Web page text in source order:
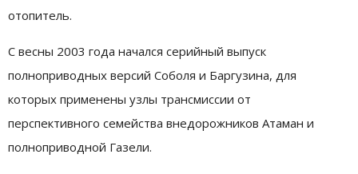
отопитель.
С весны 2003 года начался серийный выпуск
полноприводных версий Соболя и Баргузина, для
которых применены узлы трансмиссии от
перспективного семейства внедорожников Атаман и
полноприводной Газели.